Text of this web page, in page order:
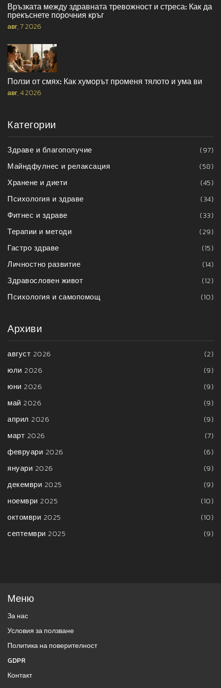
Връзката между здравната тревожност и стреса: Как да
прекъснете порочния кръг
авг, 7 2026
Ползи от смях: Как хуморът променя тялото и ума ви
авг, 4 2026
Категории
Здраве и благополучие
(97)
Майндфулнес и релаксация
(58)
Хранене и диети
(45)
Психология и здраве
(34)
Фитнес и здраве
(33)
Терапии и методи
(29)
Гастро здраве
(15)
Личностно развитие
(14)
Здравословен живот
(12)
Психология и самопомощ
(10)
Архиви
август 2026
(2)
юли 2026
(9)
юни 2026
(9)
май 2026
(9)
април 2026
(9)
март 2026
(7)
февруари 2026
(6)
януари 2026
(9)
декември 2025
(9)
ноември 2025
(10)
октомври 2025
(10)
септември 2025
(9)
Меню
За нас
Условия за ползване
Политика на поверителност
GDPR
Контакт